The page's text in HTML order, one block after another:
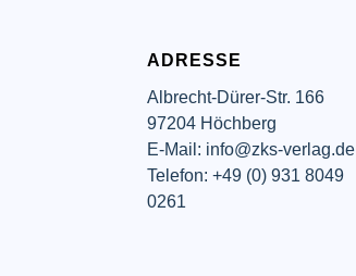
ADRESSE
Albrecht-Dürer-Str. 166
97204 Höchberg
E-Mail: info@zks-verlag.de
Telefon: +49 (0) 931 8049
0261